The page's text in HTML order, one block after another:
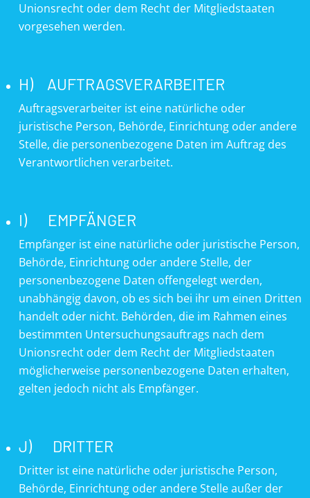
Unionsrecht oder dem Recht der Mitgliedstaaten
vorgesehen werden.
H) AUFTRAGSVERARBEITER
Auftragsverarbeiter ist eine natürliche oder
juristische Person, Behörde, Einrichtung oder andere
Stelle, die personenbezogene Daten im Auftrag des
Verantwortlichen verarbeitet.
I) EMPFÄNGER
Empfänger ist eine natürliche oder juristische Person,
Behörde, Einrichtung oder andere Stelle, der
personenbezogene Daten offengelegt werden,
unabhängig davon, ob es sich bei ihr um einen Dritten
handelt oder nicht. Behörden, die im Rahmen eines
bestimmten Untersuchungsauftrags nach dem
Unionsrecht oder dem Recht der Mitgliedstaaten
möglicherweise personenbezogene Daten erhalten,
gelten jedoch nicht als Empfänger.
J) DRITTER
Dritter ist eine natürliche oder juristische Person,
Behörde, Einrichtung oder andere Stelle außer der